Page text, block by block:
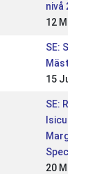
nivå 2
12 May
SE:
15 Jul 2018
SE: RD-
Isicup
Special
20 May